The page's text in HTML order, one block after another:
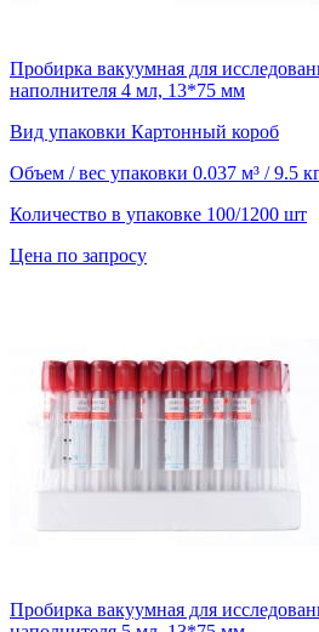
Пробирка вакуумная для
наполнителя 4 мл, 13*75 мм
Вид упаковки Картонный короб
Объем / вес упаковки 0.037 м³ / 9.5
Количество в упаковке 100/1200 шт
Цена по запросу
Пробирка вакуумная для